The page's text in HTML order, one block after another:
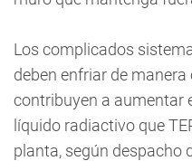
Los complicados
deben enfriar de
contribuyen a aumentar
líquido radiactivo que
planta, según despacho